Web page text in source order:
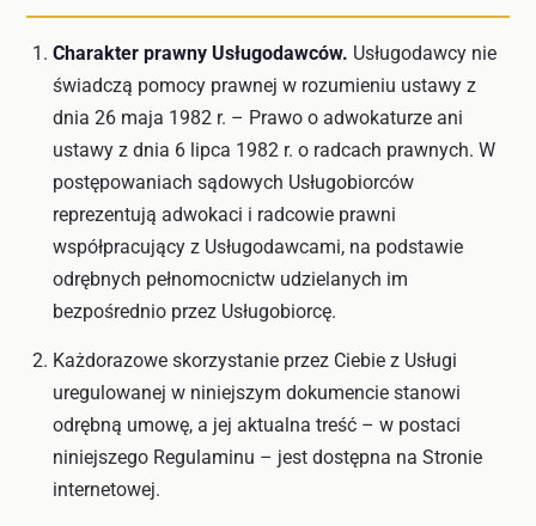
Charakter prawny Usługodawców. Usługodawcy nie
świadczą pomocy prawnej w rozumieniu ustawy z
dnia 26 maja 1982 r. – Prawo o adwokaturze ani
ustawy z dnia 6 lipca 1982 r. o radcach prawnych. W
postępowaniach sądowych Usługobiorców
reprezentują adwokaci i radcowie prawni
współpracujący z Usługodawcami, na podstawie
odrębnych pełnomocnictw udzielanych im
bezpośrednio przez Usługobiorcę.
Każdorazowe skorzystanie przez Ciebie z Usługi
uregulowanej w niniejszym dokumencie stanowi
odrębną umowę, a jej aktualna treść – w postaci
niniejszego Regulaminu – jest dostępna na Stronie
internetowej.